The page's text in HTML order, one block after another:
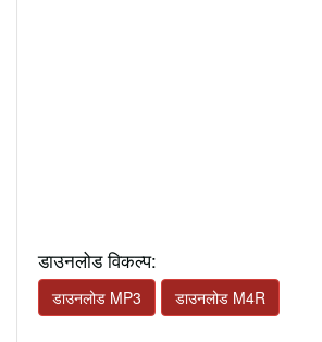
डाउनलोड विकल्प:
डाउनलोड MP3 डाउनलोड M4R